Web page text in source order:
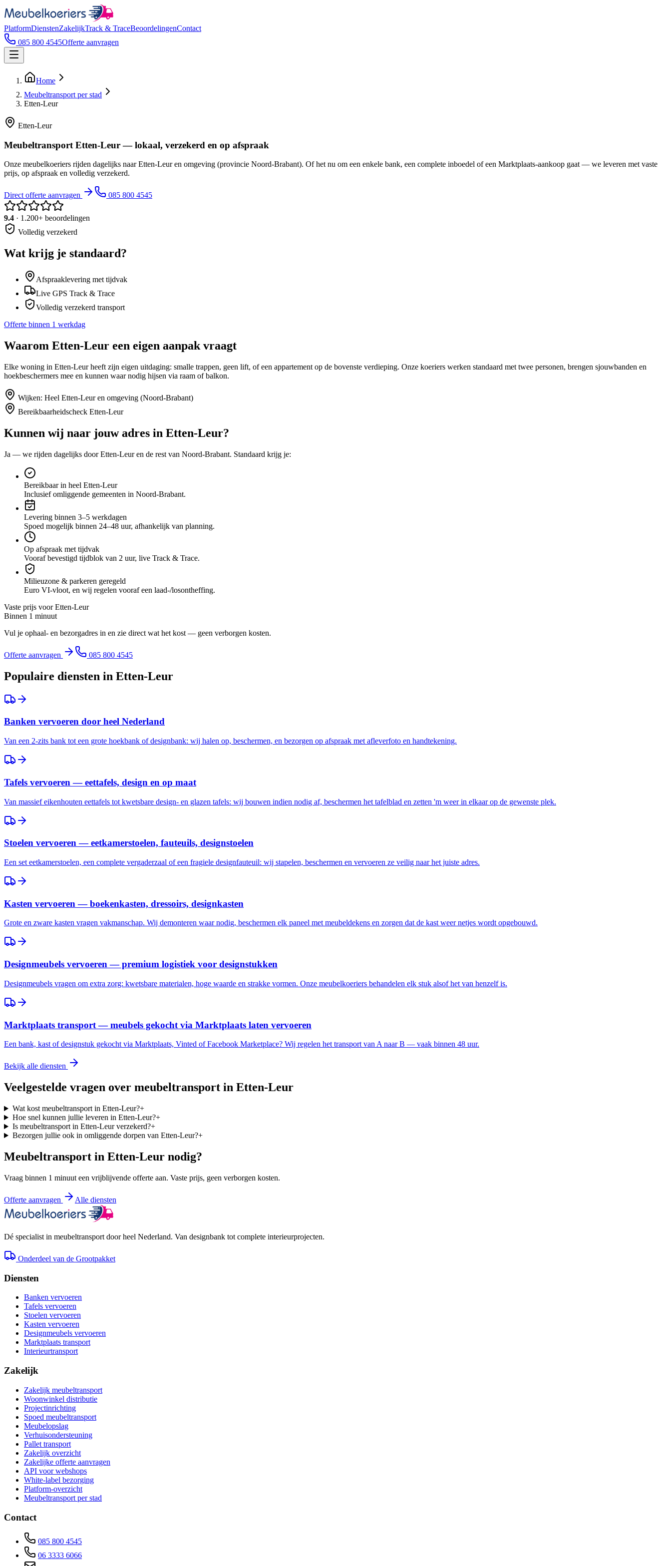
PlatformDienstenZakelijkTrack & TraceBeoordelingenContact
085 800 4545Offerte aanvragen
Home
Meubeltransport per stad
Etten-Leur
Etten-Leur
Meubeltransport Etten-Leur — lokaal, verzekerd en op afspraak
Onze meubelkoeriers rijden dagelijks naar Etten-Leur en omgeving (provincie Noord-Brabant). Of het nu om een enkele bank, een complete inboedel of een Marktplaats-aankoop gaat — we leveren met vaste
prijs, op afspraak en volledig verzekerd.
Direct offerte aanvragen 085 800 4545
9.4 · 1.200+ beoordelingen
Volledig verzekerd
Wat krijg je standaard?
Afspraaklevering met tijdvak
Live GPS Track & Trace
Volledig verzekerd transport
Offerte binnen 1 werkdag
Waarom Etten-Leur een eigen aanpak vraagt
Elke woning in Etten-Leur heeft zijn eigen uitdaging: smalle trappen, geen lift, of een appartement op de bovenste verdieping. Onze koeriers werken standaard met twee personen, brengen sjouwbanden en
hoekbeschermers mee en kunnen waar nodig hijsen via raam of balkon.
Wijken: Heel Etten-Leur en omgeving (Noord-Brabant)
Bereikbaarheidscheck Etten-Leur
Kunnen wij naar jouw adres in Etten-Leur?
Ja — we rijden dagelijks doorEtten-Leuren de rest van Noord-Brabant. Standaard krijg je:
Bereikbaar in heel Etten-Leur
Inclusief omliggende gemeenten in Noord-Brabant.
Levering binnen 3–5 werkdagen
Spoed mogelijk binnen 24–48 uur, afhankelijk van planning.
Op afspraak met tijdvak
Vooraf bevestigd tijdblok van 2 uur, live Track & Trace.
Milieuzone & parkeren geregeld
Euro VI-vloot, en wij regelen vooraf een laad-/losontheffing.
Vaste prijs voorEtten-Leur
Binnen 1 minuut
Vul je ophaal- en bezorgadres in en zie direct wat het kost — geen verborgen kosten.
Offerte aanvragen 085 800 4545
Populaire diensten in Etten-Leur
Banken vervoeren door heel Nederland
Van een 2-zits bank tot een grote hoekbank of designbank: wij halen op, beschermen, en bezorgen op afspraak met afleverfoto en handtekening.
Tafels vervoeren — eettafels, design en op maat
Van massief eikenhouten eettafels tot kwetsbare design- en glazen tafels: wij bouwen indien nodig af, beschermen het tafelblad en zetten 'm weer in elkaar op de gewenste plek.
Stoelen vervoeren — eetkamerstoelen, fauteuils, designstoelen
Een set eetkamerstoelen, een complete vergaderzaal of een fragiele designfauteuil: wij stapelen, beschermen en vervoeren ze veilig naar het juiste adres.
Kasten vervoeren — boekenkasten, dressoirs, designkasten
Grote en zware kasten vragen vakmanschap. Wij demonteren waar nodig, beschermen elk paneel met meubeldekens en zorgen dat de kast weer netjes wordt opgebouwd.
Designmeubels vervoeren — premium logistiek voor designstukken
Designmeubels vragen om extra zorg: kwetsbare materialen, hoge waarde en strakke vormen. Onze meubelkoeriers behandelen elk stuk alsof het van henzelf is.
Marktplaats transport — meubels gekocht via Marktplaats laten vervoeren
Een bank, kast of designstuk gekocht via Marktplaats, Vinted of Facebook Marketplace? Wij regelen het transport van A naar B — vaak binnen 48 uur.
Bekijk alle diensten
Veelgestelde vragen over meubeltransport in Etten-Leur
Wat kost meubeltransport in Etten-Leur?+
Hoe snel kunnen jullie leveren in Etten-Leur?+
Is meubeltransport in Etten-Leur verzekerd?+
Bezorgen jullie ook in omliggende dorpen van Etten-Leur?+
Meubeltransport in Etten-Leur nodig?
Vraag binnen 1 minuut een vrijblijvende offerte aan. Vaste prijs, geen verborgen kosten.
Offerte aanvragen Alle diensten
Dé specialist in meubeltransport door heel Nederland. Van designbank tot complete interieurprojecten.
Onderdeel van de Grootpakket
Diensten
Banken vervoeren
Tafels vervoeren
Stoelen vervoeren
Kasten vervoeren
Designmeubels vervoeren
Marktplaats transport
Interieurtransport
Zakelijk
Zakelijk meubeltransport
Woonwinkel distributie
Projectinrichting
Spoed meubeltransport
Meubelopslag
Verhuisondersteuning
Pallet transport
Zakelijk overzicht
Zakelijke offerte aanvragen
API voor webshops
White-label bezorging
Platform-overzicht
Meubeltransport per stad
Contact
085 800 4545
06 3333 6066